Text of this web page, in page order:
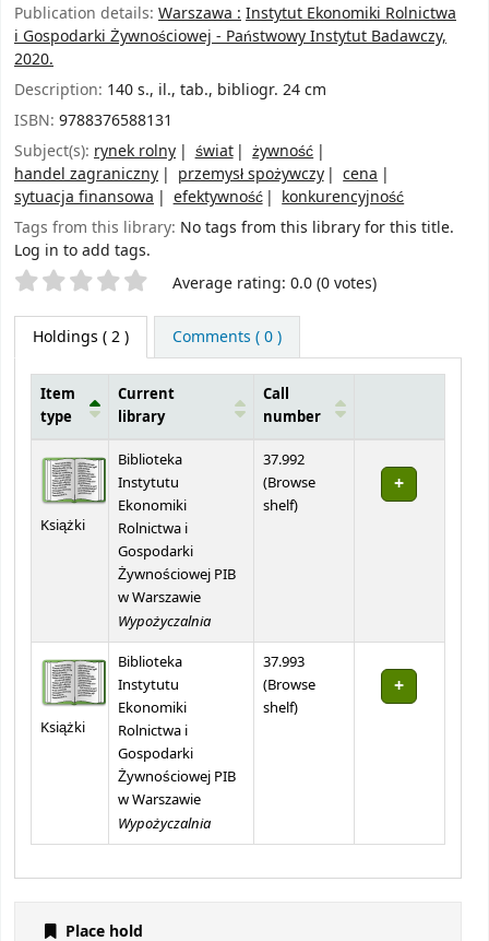
Publication details: Warszawa : Instytut Ekonomiki Rolnictwa
i Gospodarki Żywnościowej - Państwowy Instytut Badawczy,
2020.
Description: 140 s., il., tab., bibliogr. 24 cm
ISBN: 9788376588131
Subject(s): rynek rolny świat
żywność
handel zagraniczny
przemysł spożywczy
cena
sytuacja finansowa
efektywność
konkurencyjność
Tags from this library: No tags from this library for this title.
Log in to add tags.
Star ratings Average rating: 0.0 (0 votes)
Holdings ( 2 ) Comments ( 0 )
Item
type
Current
library
Call
number
Książki
Biblioteka
Instytutu
Ekonomiki
Rolnictwa i
Gospodarki
Żywnościowej PIB
w Warszawie
Wypożyczalnia
37.992
(Browse
shelf(Opens below)
)
Książki
Biblioteka
Instytutu
Ekonomiki
Rolnictwa i
Gospodarki
Żywnościowej PIB
w Warszawie
Wypożyczalnia
37.993
(Browse
shelf(Opens below)
)
Place hold